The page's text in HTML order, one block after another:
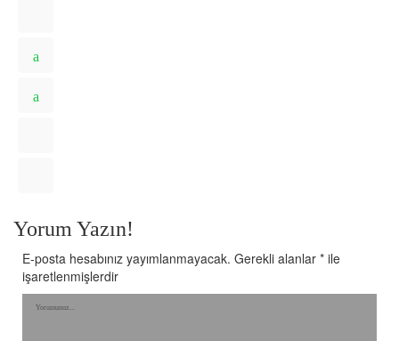
Yorum Yazın!
E-posta hesabınız yayımlanmayacak. Gerekli alanlar * ile
işaretlenmişlerdir